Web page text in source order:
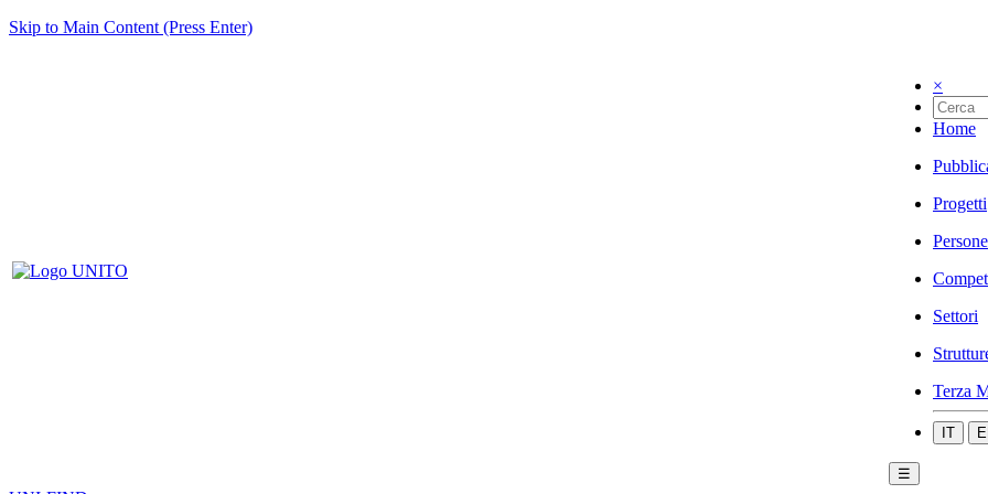
Skip to Main Content (Press Enter)
×
Home
Progetti
Persone
Settori
Terza
IT
☰